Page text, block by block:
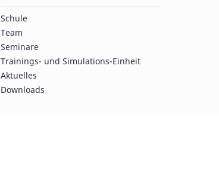
Schule
Team
Seminare
Trainings- und Simulations-Einheit
Aktuelles
Downloads